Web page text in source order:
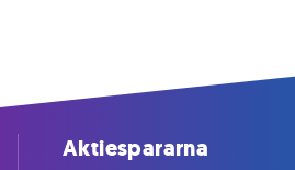
Aktiespararna